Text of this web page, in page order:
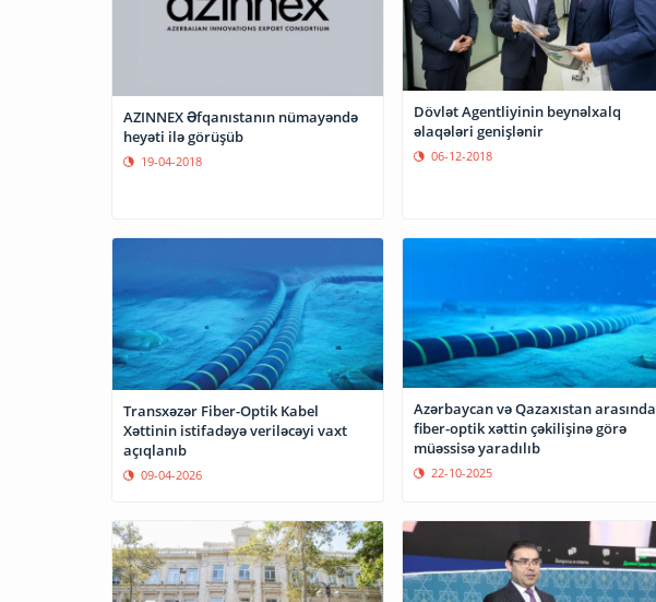
AZINNEX Əfqanıstanın nümayəndə
heyəti ilə görüşüb
19-04-2018
Dövlət Agentliyinin beynəlxalq
əlaqələri genişlənir
06-12-2018
Transxəzər Fiber-Optik Kabel
Xəttinin istifadəyə veriləcəyi vaxt
açıqlanıb
09-04-2026
Azərbaycan və Qazaxıstan arasında
fiber-optik xəttin çəkilişinə görə
müəssisə yaradılıb
22-10-2025